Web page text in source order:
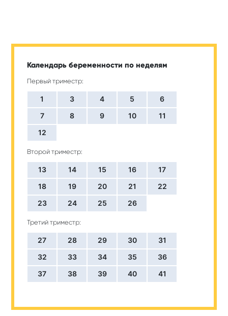
Календарь беременности по неделям
Первый триместр:
1 3 4 5
6
7
8 9 10
11
12
Второй триместр:
13 14 15 16
17
18
19 20 21
22
23
24 25 26
Третий триместр:
27 28 29 30
31
32
33 34 35
36
37
38 39 40 41